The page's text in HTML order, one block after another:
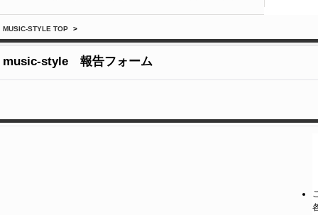
MUSIC-STYLE TOP >
music-style 報告フォーム